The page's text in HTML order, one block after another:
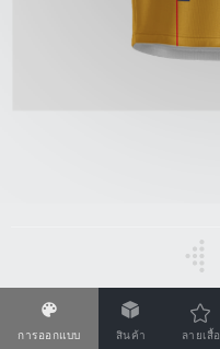
การออกแบบ สินค้า ลายเสื้อ